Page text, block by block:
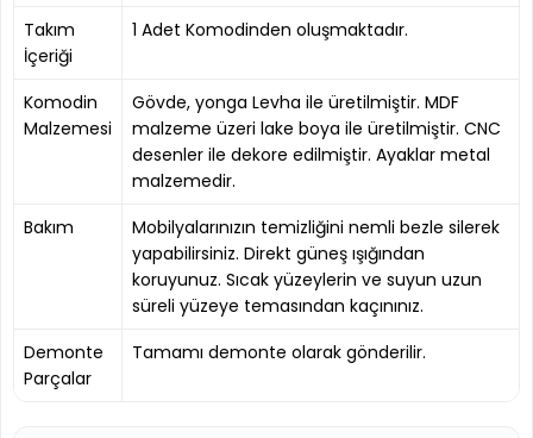
Takım
İçeriği
1 Adet Komodinden oluşmaktadır.
Komodin
Malzemesi
Gövde, yonga Levha ile üretilmiştir. MDF
malzeme üzeri lake boya ile üretilmiştir. CNC
desenler ile dekore edilmiştir. Ayaklar metal
malzemedir.
Bakım
Mobilyalarınızın temizliğini nemli bezle silerek
yapabilirsiniz. Direkt güneş ışığından
koruyunuz. Sıcak yüzeylerin ve suyun uzun
süreli yüzeye temasından kaçınınız.
Demonte
Parçalar
Tamamı demonte olarak gönderilir.